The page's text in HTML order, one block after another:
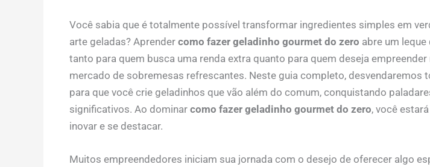
Você sabia que é totalmente possível transformar ingredientes simples em
arte geladas? Aprender como fazer geladinho gourmet do zero abre um
tanto para quem busca uma renda extra quanto para quem deseja
mercado de sobremesas refrescantes. Neste guia completo, desvendaremos
para que você crie geladinhos que vão além do comum, conquistando
significativos. Ao dominar como fazer geladinho gourmet do zero, você
inovar e se destacar.
Muitos empreendedores iniciam sua jornada com o desejo de oferecer algo